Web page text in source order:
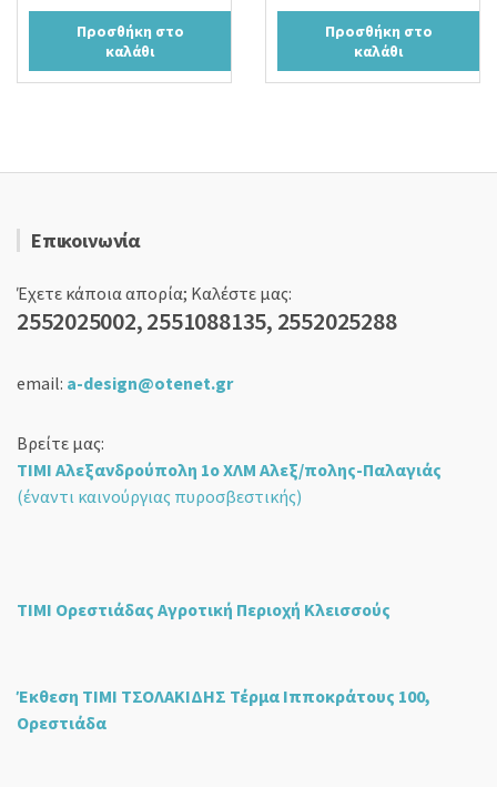
price
was:
19,00 €.
τρέχουσα
τιμή
είναι:
Προσθήκη στο
καλάθι
price
was:
24,00 €.
τρέχουσα
τιμή
είναι:
Προσθήκη στο
καλάθι
Επικοινωνία
Έχετε κάποια απορία; Καλέστε μας:
2552025002, 2551088135, 2552025288
email: a-design@otenet.gr
Βρείτε μας:
ΤΙΜΙ Αλεξανδρούπολη 1ο ΧΛΜ Αλεξ/πολης-Παλαγιάς
(έναντι καινούργιας πυροσβεστικής)
ΤΙΜΙ Ορεστιάδας Αγροτική Περιοχή Κλεισσούς
Έκθεση ΤΙΜΙ ΤΣΟΛΑΚΙΔΗΣ Τέρμα Ιπποκράτους 100,
Ορεστιάδα